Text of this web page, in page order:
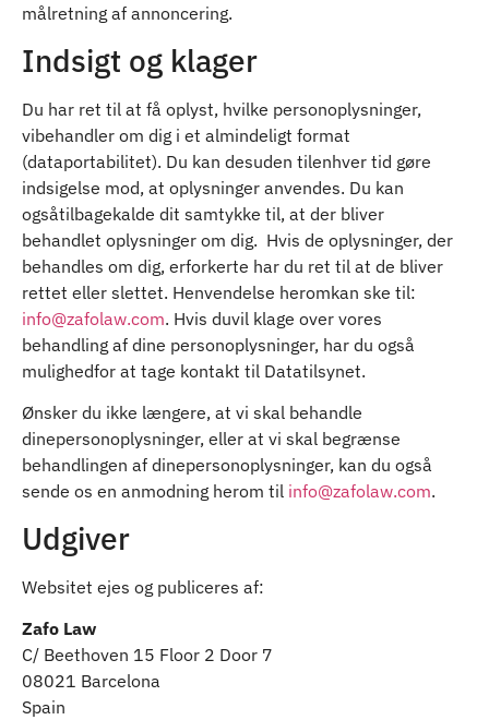
målretning af annoncering.
Indsigt og klager
Du har ret til at få oplyst, hvilke personoplysninger,
vibehandler om dig i et almindeligt format
(dataportabilitet). Du kan desuden tilenhver tid gøre
indsigelse mod, at oplysninger anvendes. Du kan
ogsåtilbagekalde dit samtykke til, at der bliver
behandlet oplysninger om dig. Hvis de oplysninger, der
behandles om dig, erforkerte har du ret til at de bliver
rettet eller slettet. Henvendelse heromkan ske til:
info@zafolaw.com. Hvis duvil klage over vores
behandling af dine personoplysninger, har du også
mulighedfor at tage kontakt til Datatilsynet.
Ønsker du ikke længere, at vi skal behandle
dinepersonoplysninger, eller at vi skal begrænse
behandlingen af dinepersonoplysninger, kan du også
sende os en anmodning herom til info@zafolaw.com.
Udgiver
Websitet ejes og publiceres af:
Zafo Law
C/ Beethoven 15 Floor 2 Door 7
08021 Barcelona
Spain